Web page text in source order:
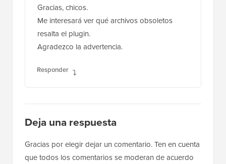
Gracias, chicos.
Me interesará ver qué archivos obsoletos
resalta el plugin.
Agradezco la advertencia.
Responder
Deja una respuesta
Gracias por elegir dejar un comentario. Ten en cuenta
que todos los comentarios se moderan de acuerdo